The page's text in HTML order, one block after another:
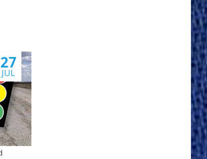
27
JUL